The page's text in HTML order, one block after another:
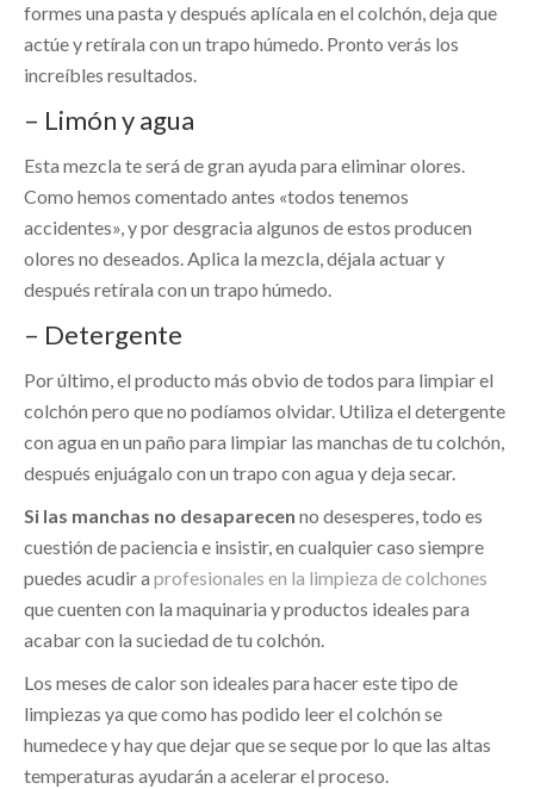
formes una pasta y después aplícala en el colchón, deja que
actúe y retírala con un trapo húmedo. Pronto verás los
increíbles resultados.
– Limón y agua
Esta mezcla te será de gran ayuda para eliminar olores.
Como hemos comentado antes «todos tenemos
accidentes», y por desgracia algunos de estos producen
olores no deseados. Aplica la mezcla, déjala actuar y
después retírala con un trapo húmedo.
– Detergente
Por último, el producto más obvio de todos para limpiar el
colchón pero que no podíamos olvidar. Utiliza el detergente
con agua en un paño para limpiar las manchas de tu colchón,
después enjuágalo con un trapo con agua y deja secar.
Si las manchas no desaparecen no desesperes, todo es
cuestión de paciencia e insistir, en cualquier caso siempre
puedes acudir a profesionales en la limpieza de colchones
que cuenten con la maquinaria y productos ideales para
acabar con la suciedad de tu colchón.
Los meses de calor son ideales para hacer este tipo de
limpiezas ya que como has podido leer el colchón se
humedece y hay que dejar que se seque por lo que las altas
temperaturas ayudarán a acelerar el proceso.